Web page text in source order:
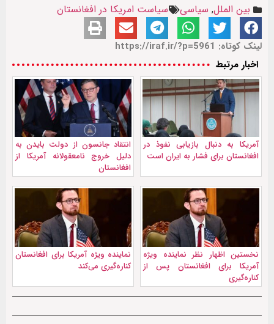
بین الملل, سیاسی سیاست امریکا در افغانستان
لینک کوتاه: https://iraf.ir/?p=5961
اخبار مرتبط
آمریکا به دنبال بازیابی نفوذ در
افغانستان برای فشار به ایران است
انتقاد جانسون از دولت بایدن به
دلیل خروج نامعقولانه آمریکا از
افغانستان
نخستین اظهار نظر نماینده ویژه
آمریکا برای افغانستان پس از
کناره‌گیری
نماینده ویژه آمریکا برای افغانستان
کناره‌گیری می‌کند